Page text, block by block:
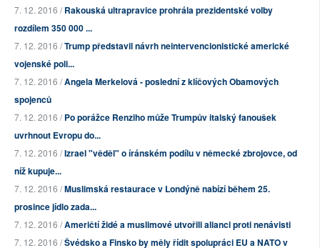
7. 12. 2016 /Rakouská ultrapravice prohrála prezidentské volby
rozdílem 350 000 ...
7. 12. 2016 /Trump představil návrh neintervencionistické americké
vojenské poli...
7. 12. 2016 /Angela Merkelová - poslední z klíčových Obamových
spojenců
7. 12. 2016 /Po porážce Renziho může Trumpův italský fanoušek
uvrhnout Evropu do...
7. 12. 2016 /Izrael "věděl" o íránském podílu v německé zbrojovce, od
níž kupuje...
7. 12. 2016 /Muslimská restaurace v Londýně nabízí během 25.
prosince jídlo zada...
7. 12. 2016 /Američtí židé a muslimové utvořili alianci proti nenávisti
7. 12. 2016 /Švédsko a Finsko by měly řídit spolupráci EU a NATO v